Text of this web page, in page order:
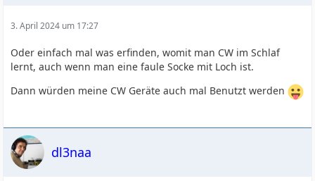
3. April 2024 um 17:27
Oder einfach mal was erfinden, womit man CW im Schlaf
lernt, auch wenn man eine faule Socke mit Loch ist.
Dann würden meine CW Geräte auch mal Benutzt werden
dl3naa